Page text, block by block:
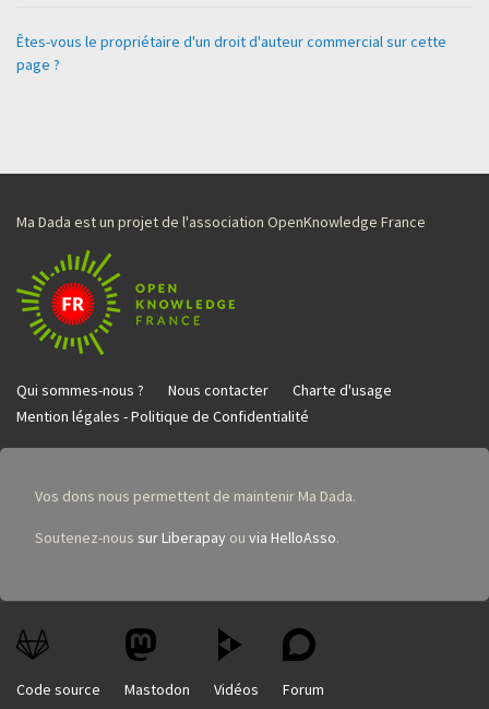
Êtes-vous le propriétaire d'un droit d'auteur commercial sur cette
page ?
Ma Dada est un projet de l'association OpenKnowledge France
Qui sommes-nous ? Nous contacter
Charte d'usage
Mention légales - Politique de Confidentialité
Vos dons nous permettent de maintenir Ma Dada.
Soutenez-nous sur Liberapay ou via HelloAsso.
Code source Mastodon Vidéos Forum